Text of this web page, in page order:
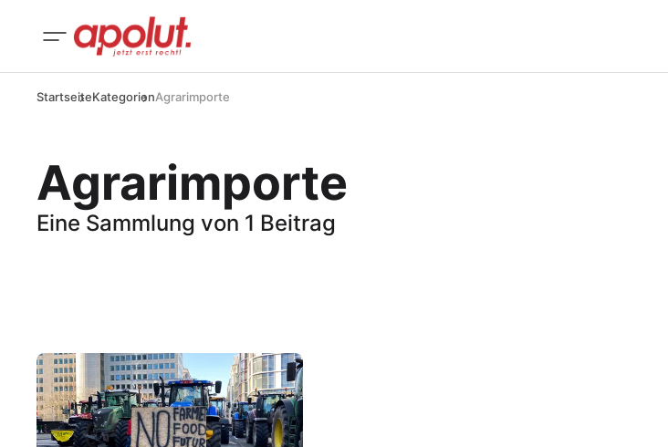
StartseiteKategorienAgrarimporte
Agrarimporte
Eine Sammlung von 1 Beitrag